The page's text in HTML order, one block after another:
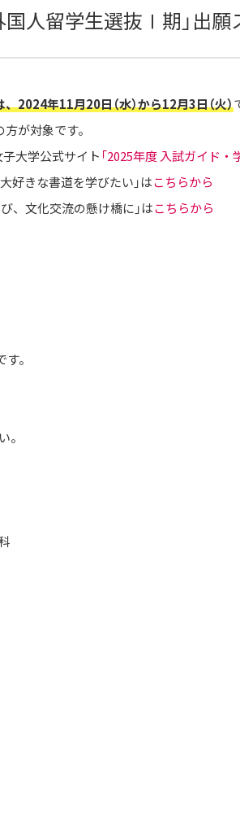
国人留学生選抜Ⅰ期」出願
年11月20日（水）から12月3日（火）
方が対象です。
大学公式サイト 「2025年度 入試ガイド・
好きな書道を学びたい」はこちらから
、文化交流の懸け橋に」はこちらから
。
。